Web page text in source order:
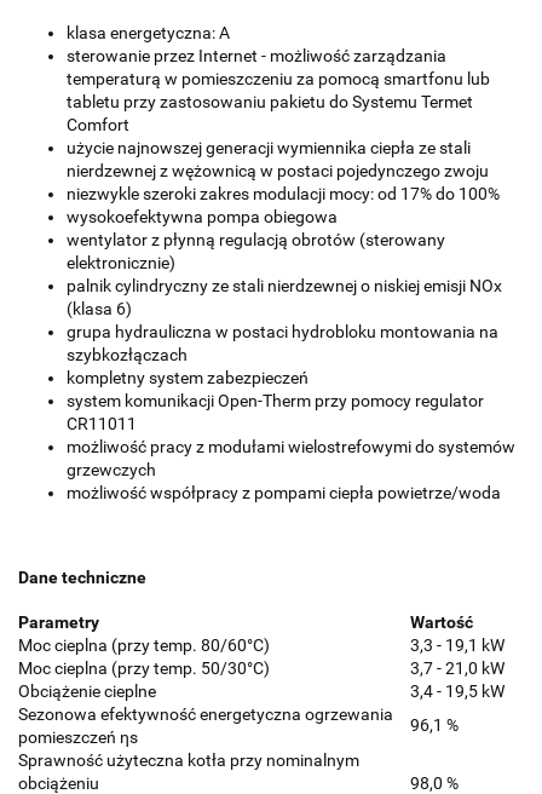
klasa energetyczna: A
sterowanie przez Internet - możliwość zarządzania
temperaturą w pomieszczeniu za pomocą smartfonu lub
tabletu przy zastosowaniu pakietu do Systemu Termet
Comfort
użycie najnowszej generacji wymiennika ciepła ze stali
nierdzewnej z wężownicą w postaci pojedynczego zwoju
niezwykle szeroki zakres modulacji mocy: od 17% do 100%
wysokoefektywna pompa obiegowa
wentylator z płynną regulacją obrotów (sterowany
elektronicznie)
palnik cylindryczny ze stali nierdzewnej o niskiej emisji NOx
(klasa 6)
grupa hydrauliczna w postaci hydrobloku montowania na
szybkozłączach
kompletny system zabezpieczeń
system komunikacji Open-Therm przy pomocy regulator
CR11011
możliwość pracy z modułami wielostrefowymi do systemów
grzewczych
możliwość współpracy z pompami ciepła powietrze/woda
Dane techniczne
Parametry
Wartość
Moc cieplna (przy temp. 80/60°C)
3,3 - 19,1 kW
Moc cieplna (przy temp. 50/30°C)
3,7 - 21,0 kW
Obciążenie cieplne
3,4 - 19,5 kW
Sezonowa efektywność energetyczna ogrzewania
pomieszczeń ηs
96,1 %
Sprawność użyteczna kotła przy nominalnym
obciążeniu
98,0 %